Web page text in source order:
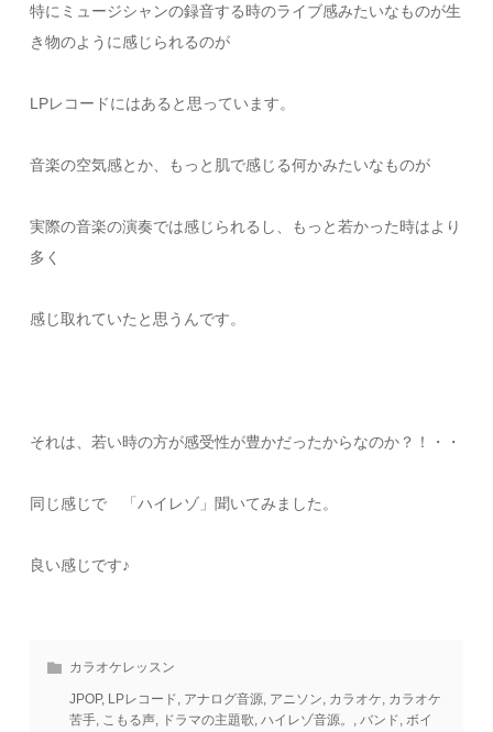
特にミュージシャンの録音する時のライブ感みたいなものが生
き物のように感じられるのが
LPレコードにはあると思っています。
音楽の空気感とか、もっと肌で感じる何かみたいなものが
実際の音楽の演奏では感じられるし、もっと若かった時はより
多く
感じ取れていたと思うんです。
それは、若い時の方が感受性が豊かだったからなのか？！・・
同じ感じで 「ハイレゾ」聞いてみました。
良い感じです♪
カラオケレッスン
JPOP, LPレコード, アナログ音源, アニソン, カラオケ, カラオケ
苦手, こもる声, ドラマの主題歌,ハイレゾ音源。 ,バンド,ボイ